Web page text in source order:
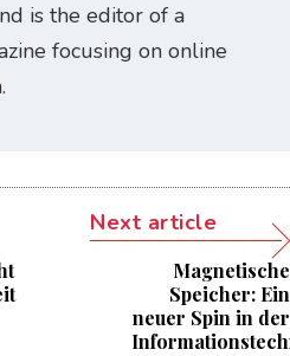
is the editor of a
focusing on online
Next article
Magnetische
Speicher: Ein
neuer Spin in der